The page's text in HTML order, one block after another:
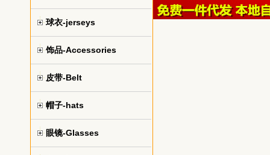
球衣-jerseys
饰品-Accessories
皮带-Belt
帽子-hats
眼镜-Glasses